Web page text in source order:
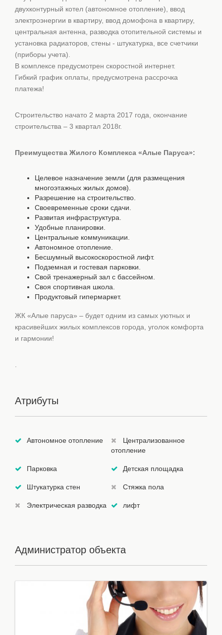
двухконтурный котел (автономное отопление), ввод
электроэнергии в квартиру, ввод домофона в квартиру,
центральная антенна, разводка отопительной системы и
установка радиаторов, стены - штукатурка, все счетчики
(приборы учета).
В комплексе предусмотрен скоростной интернет.
Гибкий график оплаты, предусмотрена рассрочка
платежа!
Строительство начато 2 марта 2017 года, окончание
строительства – 3 квартал 2018г.
Преимущества Жилого Комплекса «Алые Паруса»:
Целевое назначение земли (для размещения
многоэтажных жилых домов).
Разрешение на строительство.
Своевременные сроки сдачи.
Развитая инфраструктура.
Удобные планировки.
Центральные коммуникации.
Автономное отопление.
Бесшумный высокоскоростной лифт.
Подземная и гостевая парковки.
Свой тренажерный зал с бассейном.
Своя спортивная школа.
Продуктовый гипермаркет.
ЖК «Алые паруса» – будет одним из самых уютных и
красивейших жилых комплексов города, уголок комфорта
и гармонии!
Атрибуты
Автономное отопление
Централизованное
отопление
Парковка Детская площадка
Штукатурка стен Стяжка пола
Электрическая разводка лифт
Администратор объекта